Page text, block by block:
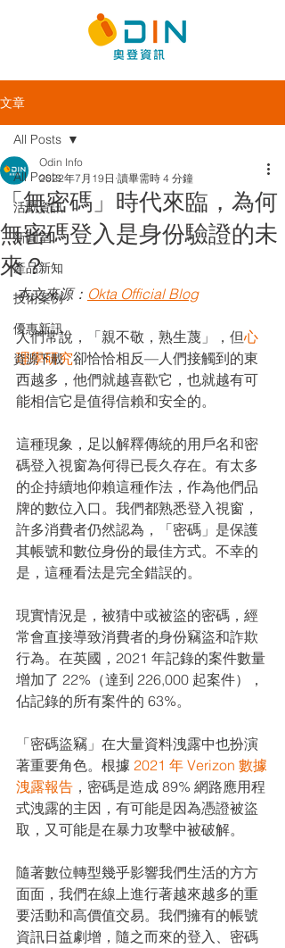
文章
All Posts
活動資訊
新聞室
產品新知
技術案例
優惠新訊
資源下載
All Posts
「無密碼」時代來臨，為何
無密碼登入是身份驗證的未
來？
Odin Info
2022年7月19日 讀畢需時 4 分鐘
本文來源： Okta Official Blog
人們常說，「親不敬，熟生蔑」，但心
理學研究卻恰恰相反—人們接觸到的東
西越多，他們就越喜歡它，也就越有可
能相信它是值得信賴和安全的。
這種現象，足以解釋傳統的用戶名和密
碼登入視窗為何得已長久存在。有太多
的企持續地仰賴這種作法，作為他們品
牌的數位入口。我們都熟悉登入視窗，
許多消費者仍然認為，「密碼」是保護
其帳號和數位身份的最佳方式。不幸的
是，這種看法是完全錯誤的。
現實情況是，被猜中或被盜的密碼，經
常會直接導致消費者的身份竊盜和詐欺
行為。在英國，2021 年記錄的案件數量
增加了 22%（達到 226,000 起案件），
佔記錄的所有案件的 63%。
「密碼盜竊」在大量資料洩露中也扮演
著重要角色。根據 2021 年 Verizon 數據
洩露報告 ，密碼是造成 89% 網路應用程
式洩露的主因，有可能是因為憑證被盜
取，又可能是在暴力攻擊中被破解。
隨著數位轉型幾乎影響我們生活的方方
面面，我們在線上進行著越來越多的重
要活動和高價值交易。我們擁有的帳號
資訊日益劇增，隨之而來的登入、密碼